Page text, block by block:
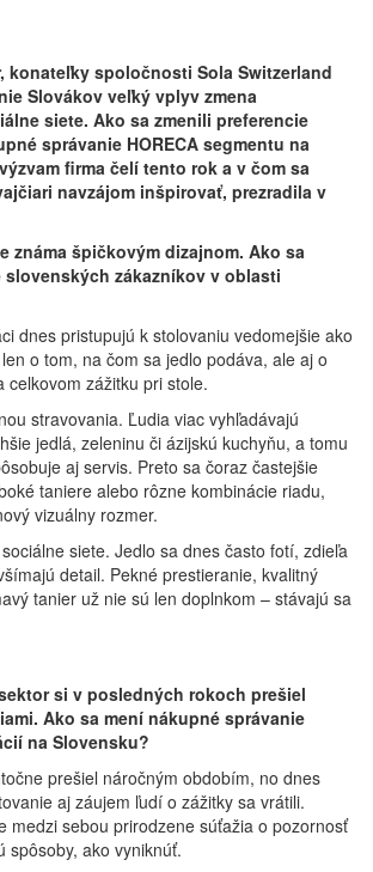
konateľky spoločnosti Sola Switzerland
Slovákov veľký vplyv zmena
siete. Ako sa zmenili preferencie
správanie HORECA segmentu na
firma čelí tento rok a v čom sa
navzájom inšpirovať, prezradila v
známa špičkovým dizajnom. Ako sa
slovenských zákazníkov v oblasti
dnes pristupujú k stolovaniu vedomejšie ako
o tom, na čom sa jedlo podáva, ale aj o
celkovom zážitku pri stole.
stravovania. Ľudia viac vyhľadávajú
jedlá, zeleninu či ázijskú kuchyňu, a tomu
aj servis. Preto sa čoraz častejšie
taniere alebo rôzne kombinácie riadu,
vizuálny rozmer.
siete. Jedlo sa dnes často fotí, zdieľa
detail. Pekné prestieranie, kvalitný
tanier už nie sú len doplnkom – stávajú sa
si v posledných rokoch prešiel
Ako sa mení nákupné správanie
na Slovensku?
prešiel náročným obdobím, no dnes
aj záujem ľudí o zážitky sa vrátili.
medzi sebou prirodzene súťažia o pozornosť
spôsoby, ako vyniknúť.